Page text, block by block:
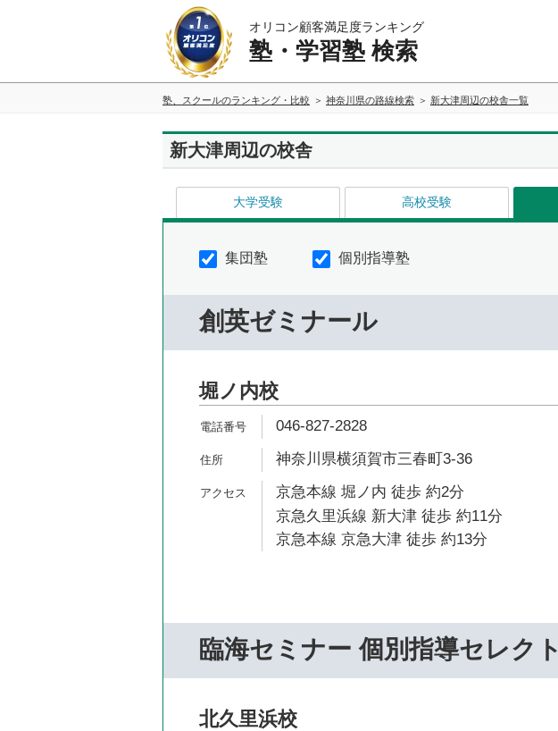
オリコン顧客満足度ランキング
塾・学習塾 検索
塾、スクールのランキング・比較 神奈川県の路線検索 新大津周辺の校舎一覧
新大津周辺の校舎
大学受験 高校受験
集団塾 個別指導塾
創英ゼミナール
堀ノ内校
046-827-2828
神奈川県横須賀市三春町3-36
京急本線 堀ノ内 徒歩 約2分
京急久里浜線 新大津 徒歩 約11分
京急本線 京急大津 徒歩 約13分
臨海セミナー 個別指導セレクト
北久里浜校